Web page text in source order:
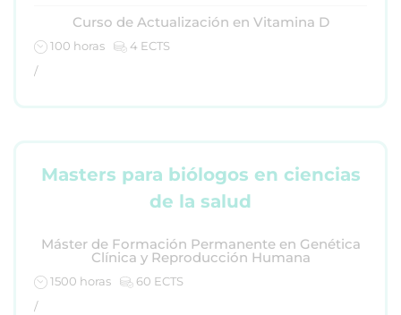
Curso de Actualización en Vitamina D
100 horas
4 ECTS
/
Masters para biólogos en ciencias
de la salud
Máster de Formación Permanente en Genética
Clínica y Reproducción Humana
1500 horas
60 ECTS
/